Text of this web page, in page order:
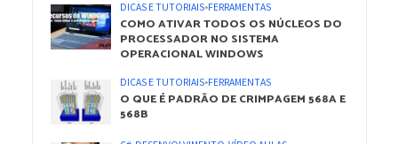
DICAS E TUTORIAIS•FERRAMENTAS
COMO ATIVAR TODOS OS NÚCLEOS DO
PROCESSADOR NO SISTEMA
OPERACIONAL WINDOWS
DICAS E TUTORIAIS•FERRAMENTAS
O QUE É PADRÃO DE CRIMPAGEM 568A E
568B